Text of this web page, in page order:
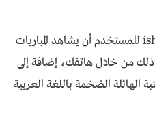
كما يمكن من خلال ishow syriatel للمستخدم أن يشاهد المباريات
من خلال هاتفك، إضافة إلى
الهائلة الضخمة باللغة العربية